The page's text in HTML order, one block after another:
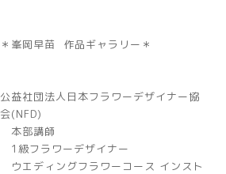
＊峯岡早苗 作品ギャラリー＊
公益社団法人日本フラワーデザイナー協
会(NFD)
本部講師
1級フラワーデザイナー
ウエディングフラワーコース インスト